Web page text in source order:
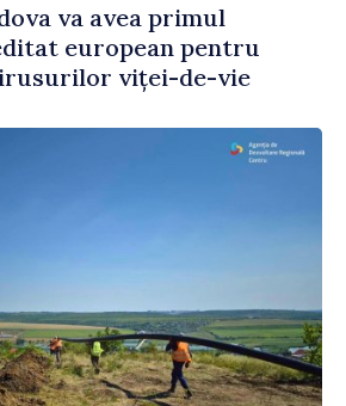
va avea primul
european pentru
viței-de-vie